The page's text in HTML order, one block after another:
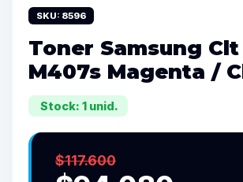
SKU: 8596
Toner Samsung Clt
M407s Magenta /
Stock: 1 unid.
$117.600